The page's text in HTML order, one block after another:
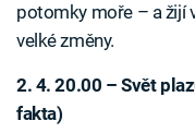
potomky moře – a žijí
velké změny.
2. 4. 20.00 – Svět
fakta)